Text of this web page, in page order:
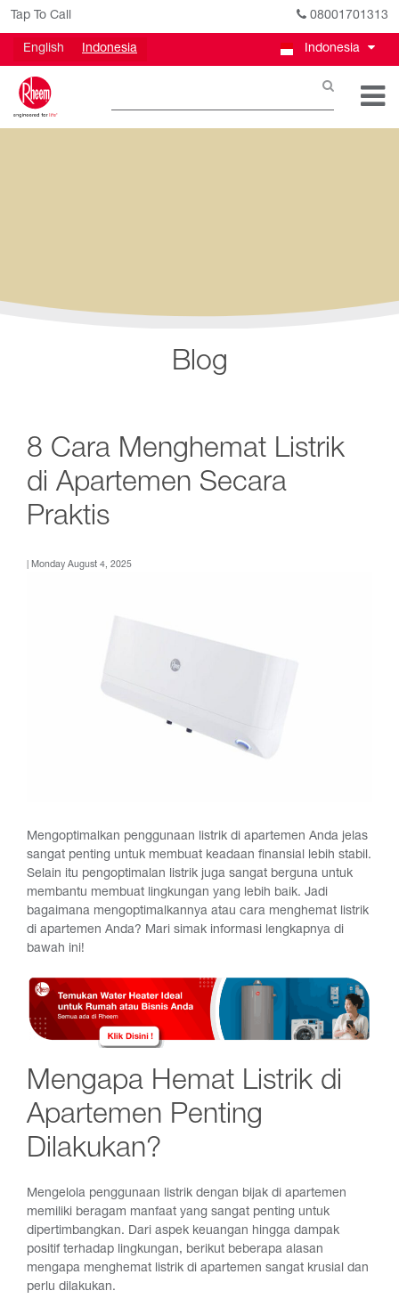
Tap To Call 08001701313
Indonesia
English Indonesia
Blog
8 Cara Menghemat Listrik
di Apartemen Secara
Praktis
| Monday August 4, 2025
Mengoptimalkan penggunaan listrik di apartemen Anda jelas
sangat penting untuk membuat keadaan finansial lebih stabil.
Selain itu pengoptimalan listrik juga sangat berguna untuk
membantu membuat lingkungan yang lebih baik. Jadi
bagaimana mengoptimalkannya atau cara menghemat listrik
di apartemen Anda? Mari simak informasi lengkapnya di
bawah ini!
Mengapa Hemat Listrik di
Apartemen Penting
Dilakukan?
Mengelola penggunaan listrik dengan bijak di apartemen
memiliki beragam manfaat yang sangat penting untuk
dipertimbangkan. Dari aspek keuangan hingga dampak
positif terhadap lingkungan, berikut beberapa alasan
mengapa menghemat listrik di apartemen sangat krusial dan
perlu dilakukan.